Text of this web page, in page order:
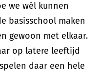
we wél kunnen
basisschool maken
gewoon met elkaar.
op latere leeftijd
daar een hele